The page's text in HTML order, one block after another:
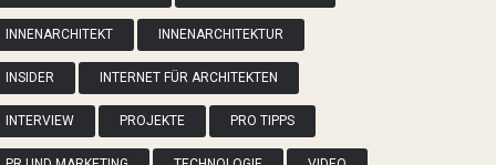
INNENARCHITEKT INNENARCHITEKTUR
INSIDER INTERNET FÜR ARCHITEKTEN
INTERVIEW PROJEKTE PRO TIPPS